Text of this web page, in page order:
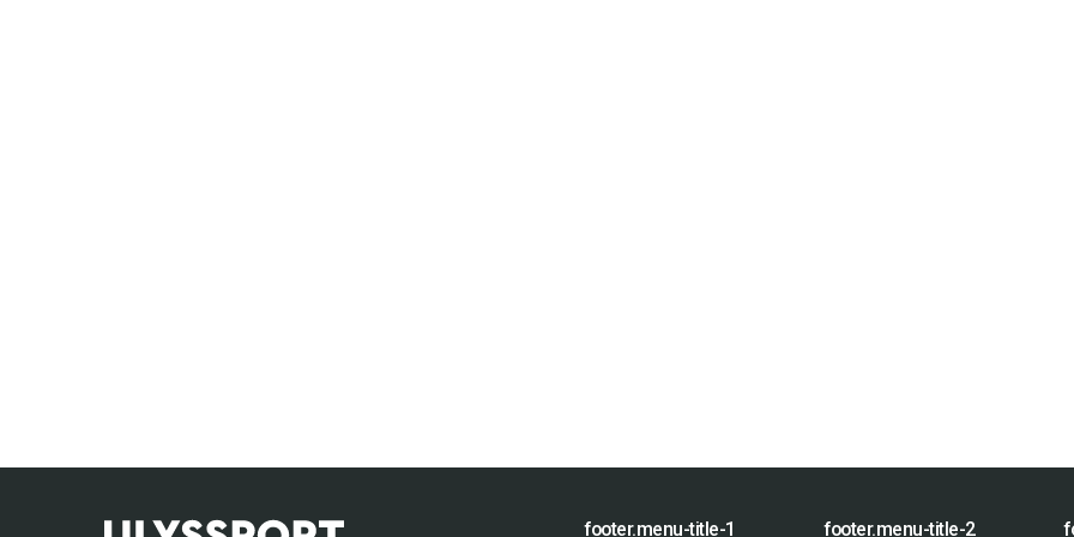
footer.menu-title-1 footer.menu-title-2